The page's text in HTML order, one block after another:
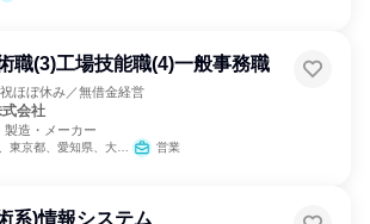
職(3)工場技能職(4)一般事務職
ほぼ休み／無借金経営
会社
製造・メーカー
、愛知県、大阪府、香川県、福岡県 営業
系)情報システム